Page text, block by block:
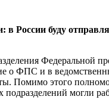
России буду
о ФПС и в
Помимо этого
могли